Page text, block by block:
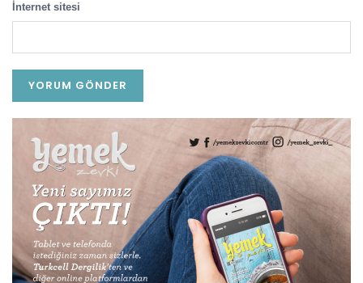
İnternet sitesi